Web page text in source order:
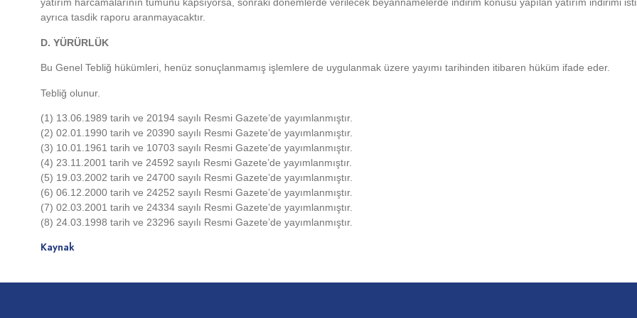
yatırım harcamalarının tümünü kapsıyorsa, sonraki dönemlerde verilecek beyannamelerde indirim konusu yapılan yatırım indirimi
ayrıca tasdik raporu aranmayacaktır.
D. YÜRÜRLÜK
Bu Genel Tebliğ hükümleri, henüz sonuçlanmamış işlemlere de uygulanmak üzere yayımı tarihinden itibaren hüküm ifade eder.
Tebliğ olunur.
(1) 13.06.1989 tarih ve 20194 sayılı Resmi Gazete’de yayımlanmıştır.
(2) 02.01.1990 tarih ve 20390 sayılı Resmi Gazete’de yayımlanmıştır.
(3) 10.01.1961 tarih ve 10703 sayılı Resmi Gazete’de yayımlanmıştır.
(4) 23.11.2001 tarih ve 24592 sayılı Resmi Gazete’de yayımlanmıştır.
(5) 19.03.2002 tarih ve 24700 sayılı Resmi Gazete’de yayımlanmıştır.
(6) 06.12.2000 tarih ve 24252 sayılı Resmi Gazete’de yayımlanmıştır.
(7) 02.03.2001 tarih ve 24334 sayılı Resmi Gazete’de yayımlanmıştır.
(8) 24.03.1998 tarih ve 23296 sayılı Resmi Gazete’de yayımlanmıştır.
Kaynak